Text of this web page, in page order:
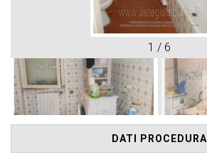
1 / 6
DATI PROCEDURA